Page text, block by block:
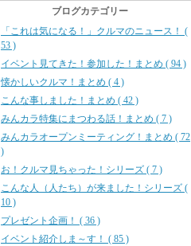
ブログカテゴリー
「これは気になる！」クルマのニュース！ (
53 )
イベント見てきた！参加した！まとめ ( 94 )
懐かしいクルマ！まとめ ( 4 )
こんな事しました！まとめ ( 42 )
みんカラ特集にまつわる話！まとめ ( 7 )
みんカラオープンミーティング！まとめ ( 72
)
お！クルマ見ちゃった！シリーズ ( 7 )
こんな人（人たち）が来ました！シリーズ (
10 )
プレゼント企画！ ( 36 )
イベント紹介しま～す！ ( 85 )